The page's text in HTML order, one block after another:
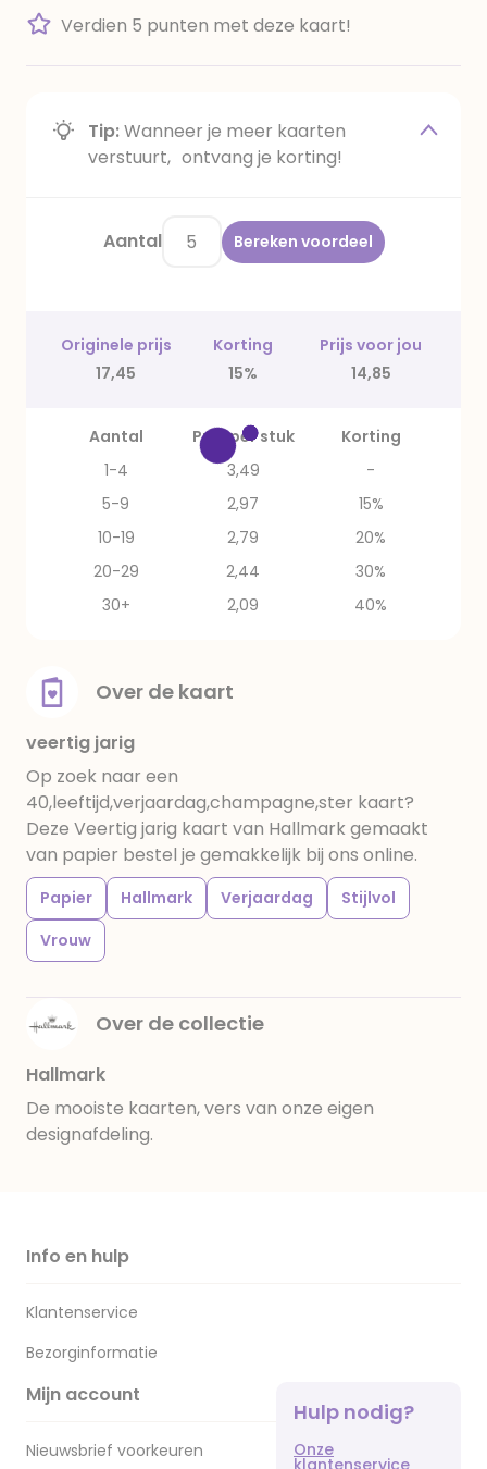
Verdien 5 punten met deze kaart!
Tip:Wanneer je meer kaarten
verstuurt, ontvang je korting!
Aantal Bereken voordeel
Originele prijs Korting
Prijs voor jou
17,45
15% 14,85
Aantal Prijs per stuk
Korting
1-4
3,49
-
5-9
2,97
15%
10-19
2,79
20%
20-29
2,44
30%
30+
2,09 40%
Over de kaart
veertig jarig
Op zoek naar een
40,leeftijd,verjaardag,champagne,ster kaart?
Deze Veertig jarig kaart van Hallmark gemaakt
van papier bestel je gemakkelijk bij ons online.
Papier Hallmark Verjaardag
Stijlvol
Vrouw
Over de collectie
Hallmark
De mooiste kaarten, vers van onze eigen
designafdeling.
Info en hulp
Klantenservice
Bezorginformatie
Mijn account
Nieuwsbrief voorkeuren
Hulp nodig?
Onze
klantenservice